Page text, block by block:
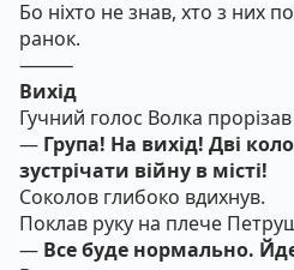
Бо ніхто не знав, хто з них
ранок.
⸻
Вихід
Гучний голос Волка
— Група! На вихід! Дві
зустрічати війну в місті!
Соколов глибоко вдихнув.
Поклав руку на плече
— Все буде нормально.